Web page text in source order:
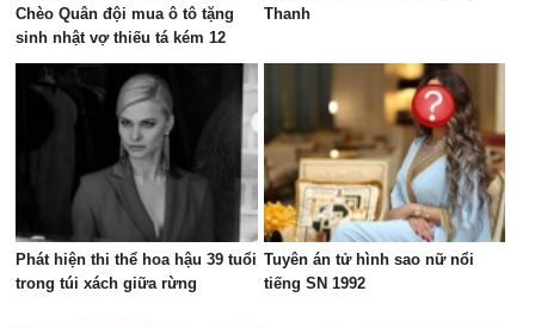
Chèo Quân đội mua ô tô tặng
sinh nhật vợ thiếu tá kém 12
tuổi
Thanh
Phát hiện thi thể hoa hậu 39 tuổi
trong túi xách giữa rừng
Tuyên án tử hình sao nữ nổi
tiếng SN 1992